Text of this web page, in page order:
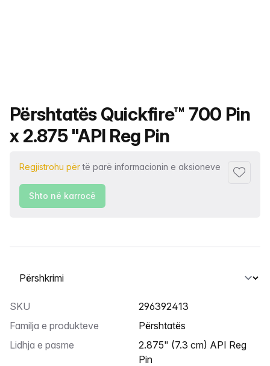
Emri i produktit
Përshtatës Quickfire™ 700 Pin
x 2.875 "API Reg Pin
Regjistrohu përtë parë informacionin e aksioneve
Shto
Shto në karrocë
Zgjidh një skedë
SKU
296392413
Familja e produkteve
Përshtatës
Lidhja e pasme
2.875" (7.3 cm) API Reg
Pin